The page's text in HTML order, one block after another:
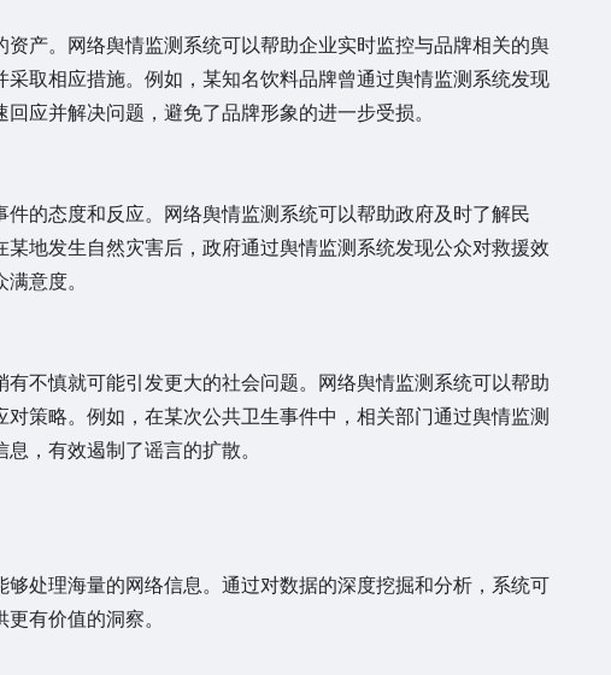
产。网络舆情监测系统可以帮助企业实时监控与品牌相关的舆
取相应措施。例如，某知名饮料品牌曾通过舆情监测系统发现
应并解决问题，避免了品牌形象的进一步受损。
态度和反应。网络舆情监测系统可以帮助政府及时了解民
地发生自然灾害后，政府通过舆情监测系统发现公众对救援效
意度。
慎就可能引发更大的社会问题。网络舆情监测系统可以帮助
策略。例如，在某次公共卫生事件中，相关部门通过舆情监测
，有效遏制了谣言的扩散。
处理海量的网络信息。通过对数据的深度挖掘和分析，系统可
有价值的洞察。